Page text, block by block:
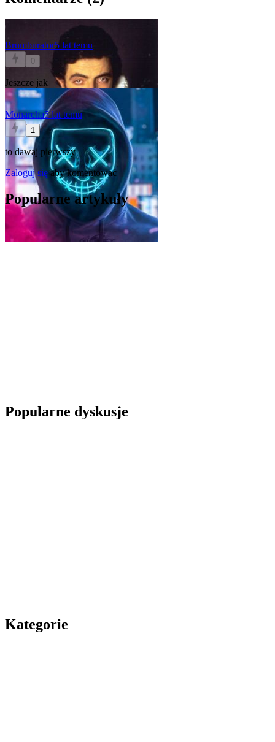
Brumburator5 lat temu
0
Jeszcze jak
Monarcha5 lat temu
1
to dawaj pierwszy
Zaloguj sięaby komentować
Popularne artykuły
Popularne dyskusje
Kategorie